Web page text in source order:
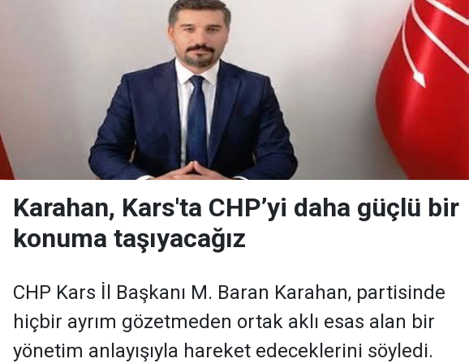
Karahan, Kars'ta CHP’yi daha güçlü bir
konuma taşıyacağız
CHP Kars İl Başkanı M. Baran Karahan, partisinde
hiçbir ayrım gözetmeden ortak aklı esas alan bir
yönetim anlayışıyla hareket edeceklerini söyledi.